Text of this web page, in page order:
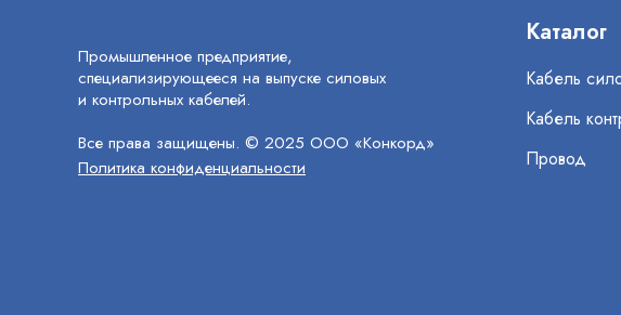
Промышленное предприятие,
специализирующееся на выпуске силовых
и контрольных кабелей.
Все права защищены. © 2025 ООО «Конкорд»
Политика конфиденциальности
Каталог
Кабель
Кабель
Провод